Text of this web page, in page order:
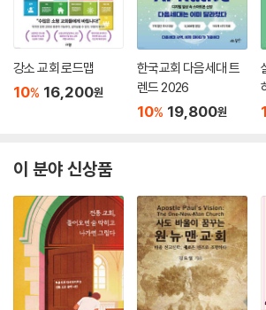
교육이 실행되어야 한다는 것을 말하고 있다. 오염
실의 시대를 살아가는 일방성을 극복하기 위해서
할 수 있는 통전적 교리교육이 중요하며 이는 거짓
는 능력의 함양으로서 필수적으로 수행되어야 할
이 책은 폐쇄적 일방성의 시대를 살아가는 신앙인
지의 가능성을 보여주는 지침이 되는 책이라 할 수
강소 교회 로드맵
10% 16,200원
한국교회 다음세대 트
렌드 2026
10% 19,800원
이 분야 신상품